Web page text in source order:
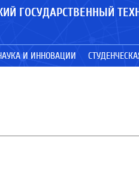
ГОСУДАРСТВЕННЫЙ
И ИННОВАЦИИ